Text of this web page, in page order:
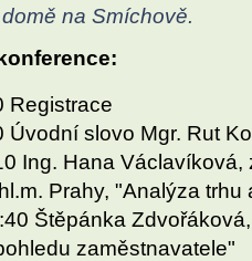
na Smíchově.
Registrace
Úvodní slovo Mgr. Rut
Ing. Hana
Prahy, "Analýza
Štěpánka
zaměstnavatele"